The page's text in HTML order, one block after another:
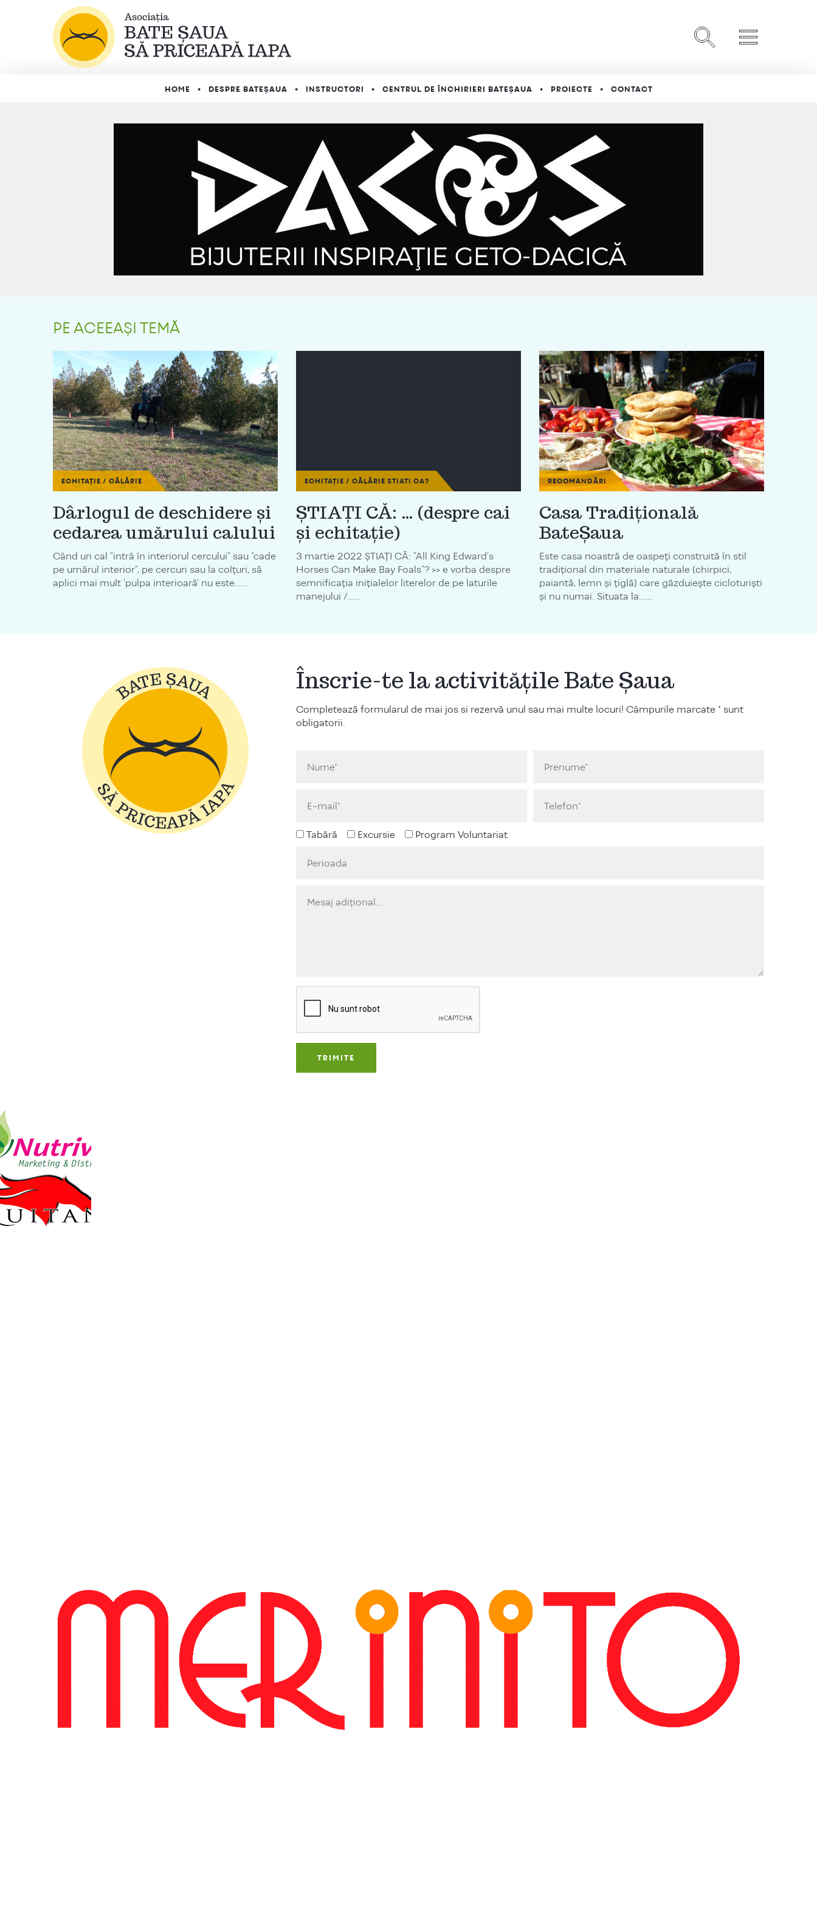
HOME DESPRE BATEȘAUA INSTRUCTORI CENTRUL DE ÎNCHIRIERI BATEȘAUA PROIECTE CONTACT
PE ACEEAȘI TEMĂ
ECHITAȚIE / CĂLĂRIE
Dârlogul de deschidere și
cedarea umărului calului
Când un cal "intră în interiorul cercului" sau "cade
pe umărul interior", pe cercuri sau la colțuri, să
aplici mai mult 'pulpa interioară' nu este…...
ECHITAȚIE / CĂLĂRIE STIATI CA?
ȘTIAȚI CĂ: … (despre cai
și echitație)
3 martie 2022 ȘTIAȚI CĂ: "All King Edward's
Horses Can Make Bay Foals"? >> e vorba despre
semnificația inițialelor literelor de pe laturile
manejului /…...
RECOMANDĂRI
Casa Tradiţională
BateŞaua
Este casa noastră de oaspeţi construită în stil
tradiţional din materiale naturale (chirpici,
paiantă, lemn şi ţiglă) care găzduieşte cicloturişti
şi nu numai. Situata la…...
Înscrie-te la activitățile Bate Șaua
Completează formularul de mai jos si rezervă unul sau mai multe locuri! Câmpurile marcate * sunt
obligatorii.
Tabără Excursie Program Voluntariat